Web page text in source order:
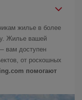
жилье в более
Жилье вашей
вам доступен
от роскошных
помогают